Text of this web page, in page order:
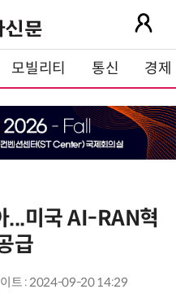
모빌리티 통신 경제
...미국 AI-RAN혁
급
트 : 2024-09-20 14:29